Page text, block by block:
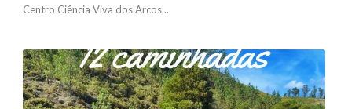
Centro Ciência Viva dos Arcos...